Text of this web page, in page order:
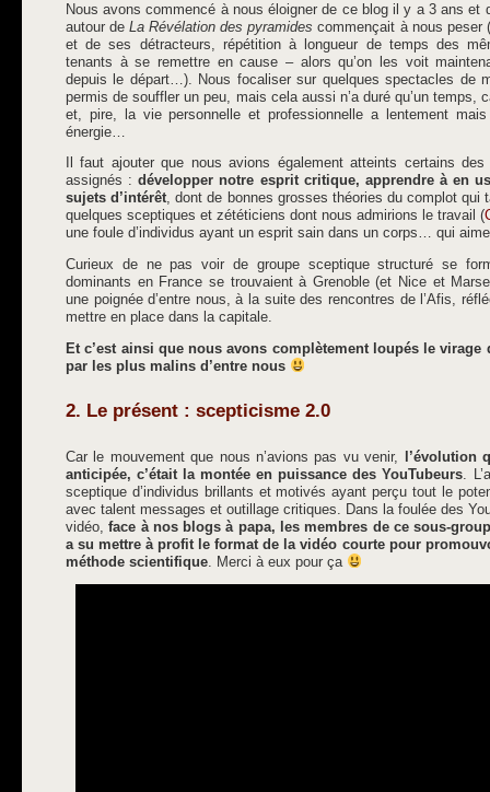
Nous avons commencé à nous éloigner de ce blog il y a 3 ans et
autour deLa Révélation des pyramides commençait à nous peser
et de ses détracteurs, répétition à longueur de temps des
tenants à se remettre en cause – alors qu’on les voit
depuis le départ…). Nous focaliser sur quelques spectacles de
permis de souffler un peu, mais cela aussi n’a duré qu’un temps,
et, pire, la vie personnelle et professionnelle a lentement
énergie…
Il faut ajouter que nous avions également atteints certains
assignés :développer notre esprit critique, apprendre à en
sujets d’intérêt, dont de bonnes grosses théories du complot
quelques sceptiques et zététiciens dont nous admirions le travail (
une foule d’individus ayant un esprit sain dans un corps… qui
Curieux de ne pas voir de groupe sceptique structuré se
dominants en France se trouvaient à Grenoble (et Nice et
une poignée d’entre nous, à la suite des rencontres de l’Afis,
mettre en place dans la capitale.
Et c’est ainsi que nous avons complètement loupés le
par les plus malins d’entre nous
2. Le présent : scepticisme 2.0
Car le mouvement que nous n’avions pas vu venir,
l’évolution
anticipée, c’était la montée en puissance des YouTubeurs .
sceptique d’individus brillants et motivés ayant perçu tout le
avec talent messages et outillage critiques. Dans la foulée des
vidéo,face à nos blogs à papa, les membres de ce sous-
a su mettre à profit le format de la vidéo courte pour
méthode scientifique . Merci à eux pour ça